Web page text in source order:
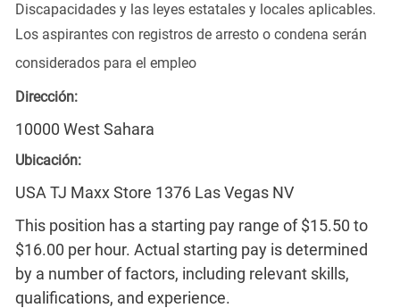
Discapacidades y las leyes estatales y locales aplicables.
Los aspirantes con registros de arresto o condena serán
considerados para el empleo
Dirección:
10000 West Sahara
Ubicación:
USA TJ Maxx Store 1376 Las Vegas NV
This position has a starting pay range of $15.50 to
$16.00 per hour. Actual starting pay is determined
by a number of factors, including relevant skills,
qualifications, and experience.